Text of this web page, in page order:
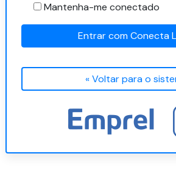
Mantenha-me conectado
Entrar com Conecta
« Voltar para o